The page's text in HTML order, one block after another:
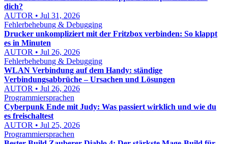
dich?
AUTOR • Jul 31, 2026
Fehlerbehebung & Debugging
Drucker unkompliziert mit der Fritzbox verbinden: So klappt
es in Minuten
AUTOR • Jul 26, 2026
Fehlerbehebung & Debugging
WLAN Verbindung auf dem Handy: ständige
Verbindungsabbrüche – Ursachen und Lösungen
AUTOR • Jul 26, 2026
Programmiersprachen
Cyberpunk Ende mit Judy: Was passiert wirklich und wie du
es freischaltest
AUTOR • Jul 25, 2026
Programmiersprachen